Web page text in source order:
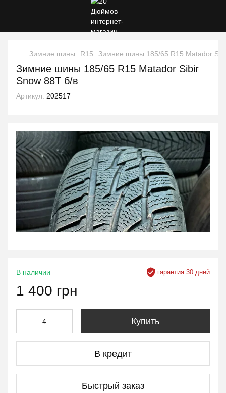
Зимние шины R15 Зимние шины 185/65 R15 Matador
Зимние шины 185/65 R15 Matador Sibir
Snow 88T б/в
Артикул: 202517
гарантия 30 дней
В наличии
1 400 грн
Купить
В кредит
Быстрый заказ